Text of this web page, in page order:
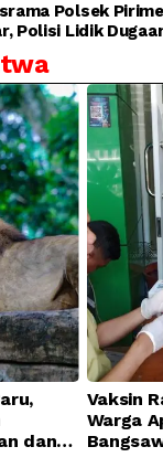
Polsek
Polisi Lidik
dan
Vaksin
Warga